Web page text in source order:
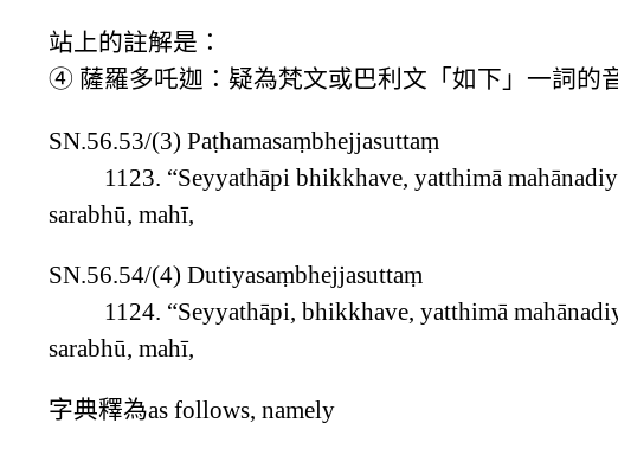
站上的註解是：
④ 薩羅多吒迦：疑為梵文或巴利文「如下」一詞的
SN.56.53/(3) Paṭhamasaṃbhejjasuttaṃ
1123. “Seyyathāpi bhikkhave, yatthimā mahānadiyo
sarabhū, mahī,
SN.56.54/(4) Dutiyasaṃbhejjasuttaṃ
1124. “Seyyathāpi, bhikkhave, yatthimā
sarabhū, mahī,
字典釋為as follows, namely